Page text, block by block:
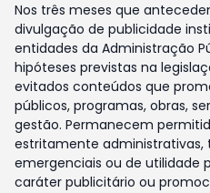
Nos três meses que
divulgação de publicidade
entidades da Administração
hipóteses previstas na
evitados conteúdos que
públicos, programas, obras,
gestão. Permanecem
estritamente administrativas,
emergenciais ou de utilidade
caráter publicitário ou